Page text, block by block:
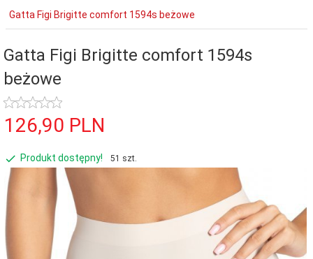
Gatta Figi Brigitte comfort 1594s beżowe
Gatta Figi Brigitte comfort 1594s
beżowe
126,90 PLN
Produkt dostępny! 51 szt.